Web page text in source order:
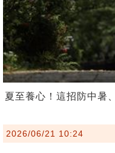
夏至養心！這招防中暑
2026/06/21 10:24